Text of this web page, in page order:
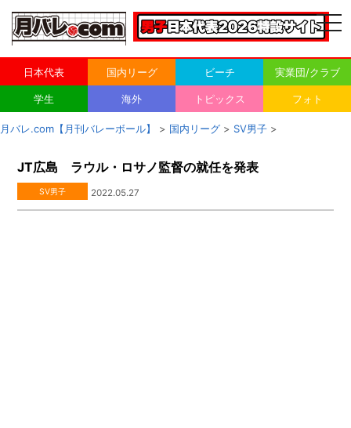
日本代表 国内リーグ ビーチ 実業団/クラブ
学生 海外 トピックス フォト
月バレ.com【月刊バレーボール】 > 国内リーグ > SV男子 >
JT広島 ラウル・ロサノ監督の就任を発表
SV男子 2022.05.27